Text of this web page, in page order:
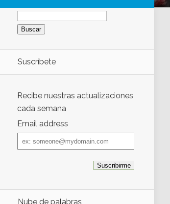
Buscar:
Suscríbete
Recibe nuestras actualizaciones
cada semana
Email address
Email
address
Nube de palabras